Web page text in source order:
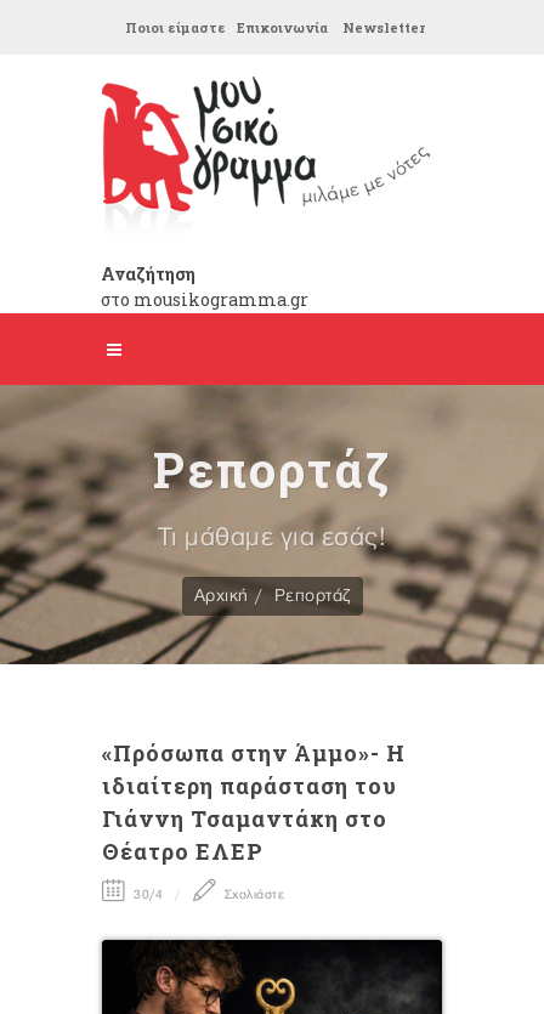
Ποιοι είμαστε Επικοινωνία Newsletter
Αναζήτηση
στο mousikogramma.gr
Ρεπορτάζ
Τι μάθαμε για εσάς!
Αρχική Ρεπορτάζ
«Πρόσωπα στην Άμμο»- Η
ιδιαίτερη παράσταση του
Γιάννη Τσαμαντάκη στο
Θέατρο ΕΛΕΡ
30/4 Σχολιάστε